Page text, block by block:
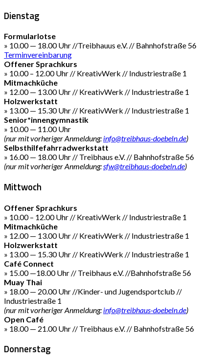
Dienstag
Formularlotse
» 10.00 — 18.00 Uhr //Treibhauus e.V. // Bahnhofstraße 56
Terminvereinbarung
Offener Sprachkurs
» 10.00 – 12.00 Uhr // KreativWerk // Industriestraße 1
Mitmachküche
» 12.00 — 13.00 Uhr // KreativWerk // Industriestraße 1
Holzwerkstatt
» 13.00 — 15.30 Uhr // KreativWerk // Industriestraße 1
Senior*innengymnastik
» 10.00 — 11.00 Uhr
(nur mit vorheriger Anmeldung: info@treibhaus-doebeln.de)
Selbsthilfefahrradwerkstatt
» 16.00 — 18.00 Uhr // Treibhaus e.V. // Bahnhofstraße 56
(nur mit vorheriger Anmeldung:sfw@treibhaus-doebeln.de)
Mittwoch
Offener Sprachkurs
» 10.00 – 12.00 Uhr // KreativWerk // Industriestraße 1
Mitmachküche
» 12.00 — 13.00 Uhr // KreativWerk // Industriestraße 1
Holzwerkstatt
» 13.00 — 15.30 Uhr // KreativWerk // Industriestraße 1
Café Connect
» 15.00 —18.00 Uhr // Treibhaus e.V. //Bahnhofstraße 56
Muay Thai
» 18.00 — 20.00 Uhr //Kinder- und Jugendsportclub //
Industriestraße 1
(nur mit vorheriger Anmeldung: info@treibhaus-doebeln.de)
Open Café
» 18.00 — 21.00 Uhr // Treibhaus e.V. // Bahnhofstraße 56
Donnerstag